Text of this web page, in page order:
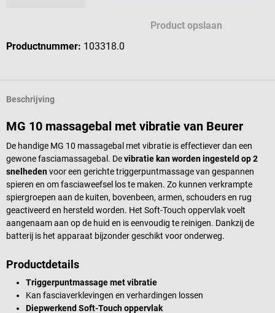
Product opslaan
Productnummer: 103318.0
Beschrijving
MG 10 massagebal met vibratie van Beurer
De handige MG 10 massagebal met vibratie is effectiever dan een
gewone fasciamassagebal. Devibratie kan worden ingesteld op 2
snelhedenvoor een gerichte triggerpuntmassage van gespannen
spieren en om fasciaweefsel los te maken. Zo kunnen verkrampte
spiergroepen aan de kuiten, bovenbeen, armen, schouders en rug
geactiveerd en hersteld worden. Het Soft-Touch oppervlak voelt
aangenaam aan op de huid en is eenvoudig te reinigen. Dankzij de
batterij is het apparaat bijzonder geschikt voor onderweg.
Productdetails
Triggerpuntmassage met vibratie
Kan fasciaverklevingen en verhardingen lossen
Diepwerkend Soft-Touch oppervlak